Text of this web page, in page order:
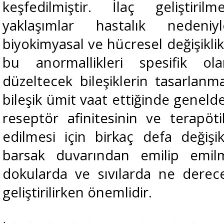
keşfedilmiştir. İlaç
yaklaşımlar hastalık
biyokimyasal ve hücresel
bu anormallikleri spesifik
düzeltecek bileşiklerin
bileşik ümit vaat ettiğinde
reseptör afinitesinin ve
edilmesi için birkaç defa
barsak duvarından emilip
dokularda ve sıvılarda ne
geliştirilirken önemlidir.